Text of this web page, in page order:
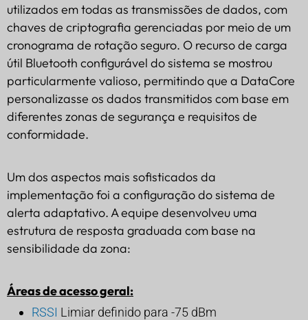
utilizados em todas as transmissões de dados, com
chaves de criptografia gerenciadas por meio de um
cronograma de rotação seguro. O recurso de carga
útil Bluetooth configurável do sistema se mostrou
particularmente valioso, permitindo que a DataCore
personalizasse os dados transmitidos com base em
diferentes zonas de segurança e requisitos de
conformidade.
Um dos aspectos mais sofisticados da
implementação foi a configuração do sistema de
alerta adaptativo. A equipe desenvolveu uma
estrutura de resposta graduada com base na
sensibilidade da zona:
Áreas de acesso geral:
RSSI Limiar definido para -75 dBm